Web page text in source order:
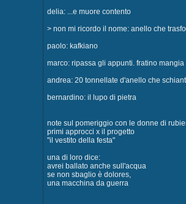
delia: ...e muore contento
> non mi ricordo il nome: anello che
paolo: kafkiano
marco: ripassa gli appunti. fratino
andrea: 20 tonnellate d'anello che
bernardino: il lupo di pietra
note sul pomeriggio con le donne di
primi approcci x il progetto
"il vestito della festa"
una di loro dice:
avrei ballato anche sull'acqua
se non sbaglio è dolores,
una macchina da guerra